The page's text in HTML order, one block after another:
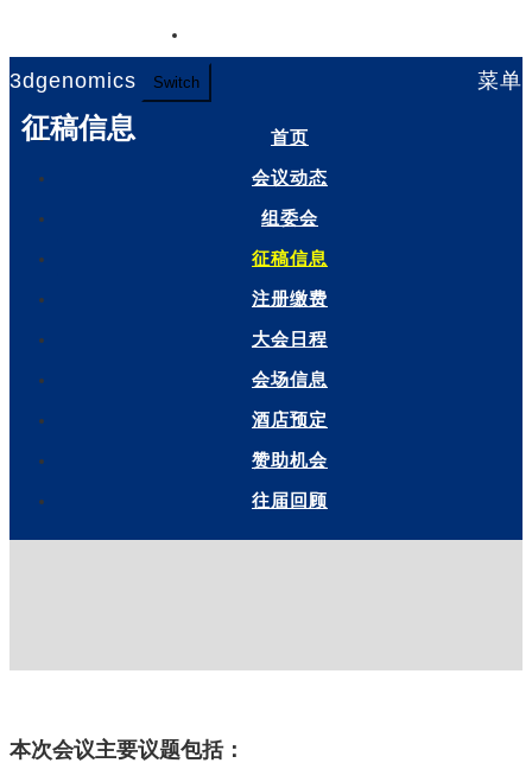
3dgenomics Switch 菜单
首页
会议动态
组委会
征稿信息
注册缴费
大会日程
会场信息
酒店预定
赞助机会
往届回顾
征稿信息
本次会议主要议题包括：